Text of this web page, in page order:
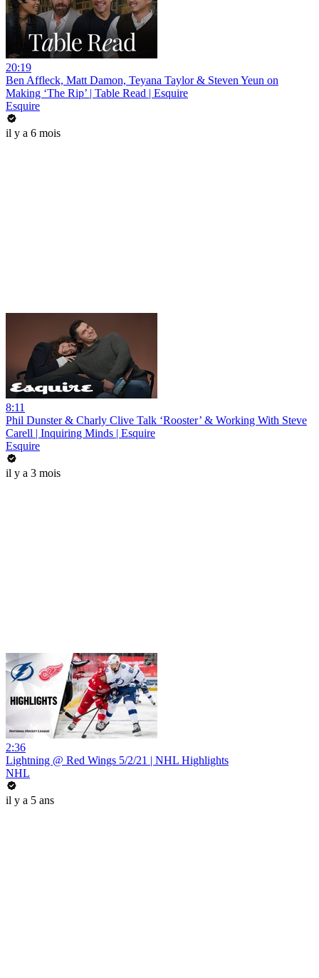
20:19
Ben Affleck, Matt Damon, Teyana Taylor & Steven Yeun on
Making ‘The Rip’ | Table Read | Esquire
Esquire
il y a 6 mois
8:11
Phil Dunster & Charly Clive Talk ‘Rooster’ & Working With Steve
Carell | Inquiring Minds | Esquire
Esquire
il y a 3 mois
2:36
Lightning @ Red Wings 5/2/21 | NHL Highlights
NHL
il y a 5 ans